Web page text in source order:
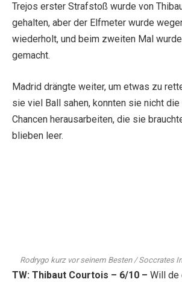
Trejos erster Strafstoß wurde von
gehalten, aber der Elfmeter wurde
wiederholt, und beim zweiten Mal
gemacht.
Madrid drängte weiter, um etwas zu
sie viel Ball sahen, konnten sie nicht die
Chancen herausarbeiten, die sie
blieben leer.
Rodrygo kurz vor seinem Besten / Soccrates
TW: Thibaut Courtois – 6/10 – Will de